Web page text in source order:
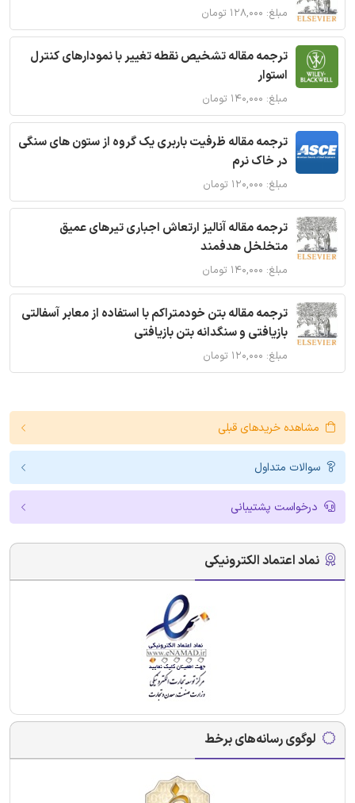
مبلغ: ۱۲۸,۰۰۰ تومان
ترجمه مقاله تشخیص نقطه تغییر با نمودارهای کنترل
استوار
مبلغ: ۱۴۰,۰۰۰ تومان
ترجمه مقاله ظرفیت باربری یک گروه از ستون های سنگی
در خاک نرم
مبلغ: ۱۲۰,۰۰۰ تومان
ترجمه مقاله آنالیز ارتعاش اجباری تیرهای عمیق
متخلخل هدفمند
مبلغ: ۱۴۰,۰۰۰ تومان
ترجمه مقاله بتن خودمتراکم با استفاده از معابر آسفالتی
بازیافتی و سنگدانه بتن بازیافتی
مبلغ: ۱۲۰,۰۰۰ تومان
مشاهده خریدهای قبلی
سوالات متداول
درخواست پشتیبانی
نماد اعتماد الکترونیکی
لوگوی رسانه‌های برخط